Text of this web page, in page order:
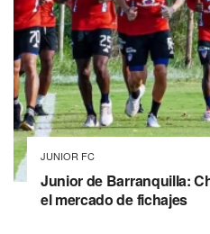
JUNIOR FC
Junior de Barranquilla:
el mercado de fichajes